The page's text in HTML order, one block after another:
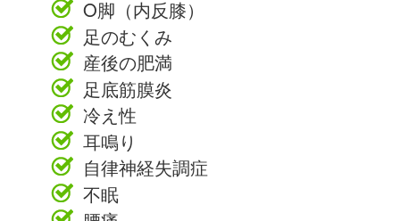
O脚（内反膝）
足のむくみ
産後の肥満
足底筋膜炎
冷え性
耳鳴り
自律神経失調症
不眠